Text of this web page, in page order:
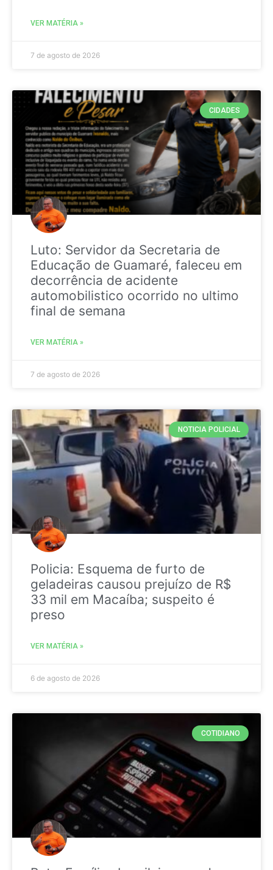
VER MATÉRIA »
7 de agosto de 2026
CIDADES
Luto: Servidor da Secretaria de
Educação de Guamaré, faleceu em
decorrência de acidente
automobilistico ocorrido no ultimo
final de semana
VER MATÉRIA »
7 de agosto de 2026
NOTICIA POLICIAL
Policia: Esquema de furto de
geladeiras causou prejuízo de R$
33 mil em Macaíba; suspeito é
preso
VER MATÉRIA »
6 de agosto de 2026
COTIDIANO